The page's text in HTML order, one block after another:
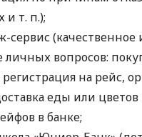
и т. п.);
сервис (качественное
вопросов:
на рейс,
еды или цветов
в банке;